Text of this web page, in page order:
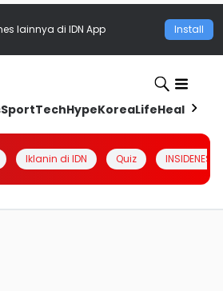
lainnya di IDN App Install
SportTechHypeKoreaLifeHealth
Iklanin di IDN Quiz INSIDENESIA